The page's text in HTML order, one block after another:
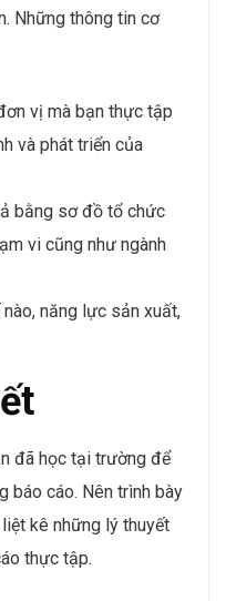
Những thông tin cơ
vị mà bạn thực tập
và phát triển của
bằng sơ đồ tổ chức
vi cũng như ngành
năng lực sản xuất,
đã học tại trường để
báo cáo. Nên trình bày
kê những lý thuyết
thực tập.